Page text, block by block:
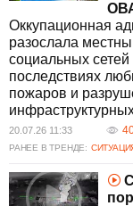
Оккупационная
разослала
социальных
последствиях
пожаров и
20.07.26 11:33
РАНЕЕ В ТРЕНДЕ: